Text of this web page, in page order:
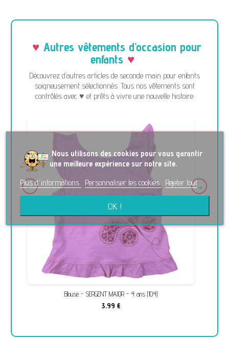
Autres vêtements d’occasion pour
enfants
Découvrez d’autres articles de seconde main pour enfants
soigneusement sélectionnés. Tous nos vêtements sont
contrôlés avec ♥ et prêts à vivre une nouvelle histoire.
Blouse - SERGENT MAJOR - 4 ans (104)
3,99 €
Nous utilisons des cookies pour vous garantir
une meilleure expérience sur notre site.
Plus d'informations
Personnaliser les cookies Rejeter tout
OK !